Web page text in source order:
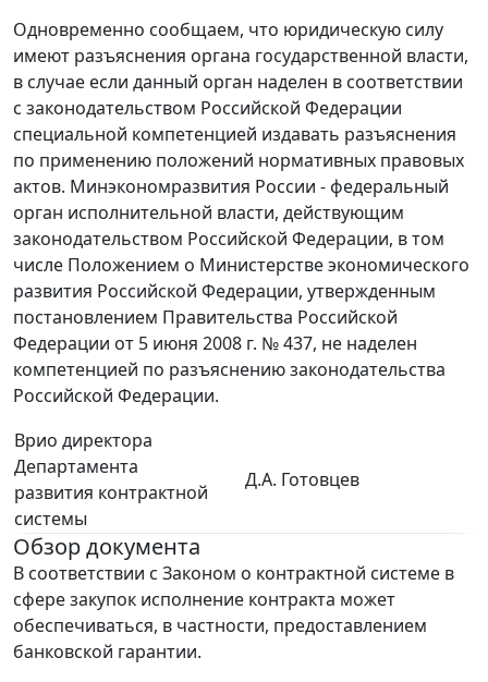
Одновременно сообщаем, что юридическую силу
имеют разъяснения органа государственной власти,
в случае если данный орган наделен в соответствии
с законодательством Российской Федерации
специальной компетенцией издавать разъяснения
по применению положений нормативных правовых
актов. Минэкономразвития России - федеральный
орган исполнительной власти, действующим
законодательством Российской Федерации, в том
числе Положением о Министерстве экономического
развития Российской Федерации, утвержденным
постановлением Правительства Российской
Федерации от 5 июня 2008 г. № 437, не наделен
компетенцией по разъяснению законодательства
Российской Федерации.
Врио директора
Департамента
развития контрактной
системы
Д.А. Готовцев
Обзор документа
В соответствии с Законом о контрактной системе в
сфере закупок исполнение контракта может
обеспечиваться, в частности, предоставлением
банковской гарантии.